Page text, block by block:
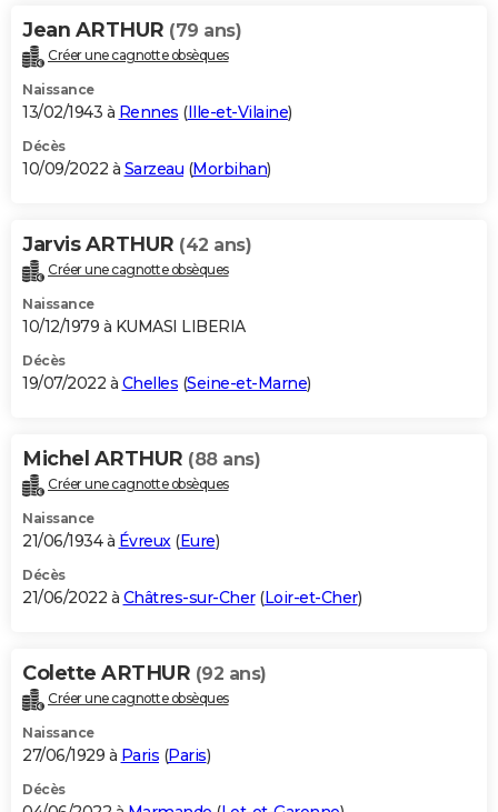
Jean ARTHUR (79 ans)
Créer une cagnotte obsèques
Naissance
13/02/1943 à Rennes (Ille-et-Vilaine)
Décès
10/09/2022 à Sarzeau (Morbihan)
Jarvis ARTHUR (42 ans)
Créer une cagnotte obsèques
Naissance
10/12/1979 à KUMASI LIBERIA
Décès
19/07/2022 à Chelles (Seine-et-Marne)
Michel ARTHUR (88 ans)
Créer une cagnotte obsèques
Naissance
21/06/1934 à Évreux(Eure)
Décès
21/06/2022 à Châtres-sur-Cher(Loir-et-Cher)
Colette ARTHUR (92 ans)
Créer une cagnotte obsèques
Naissance
27/06/1929 à Paris (Paris)
Décès